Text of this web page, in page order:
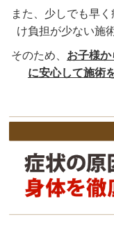
また、少しでも早
け負担が少ない施
そのため、 お子様
に安心して施術